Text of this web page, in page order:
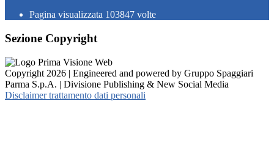
Pagina visualizzata 103847 volte
Sezione Copyright
Copyright 2026 | Engineered and powered by Gruppo Spaggiari
Parma S.p.A. | Divisione Publishing & New Social Media
Disclaimer trattamento dati personali